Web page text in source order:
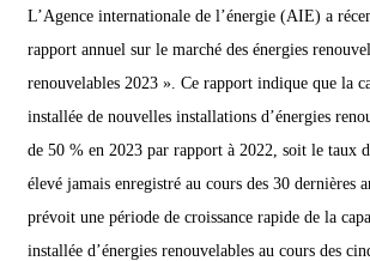
L’Agence internationale de l’énergie (AIE) a
rapport annuel sur le marché des énergies
renouvelables 2023 ». Ce rapport indique que la
installée de nouvelles installations d’énergies
de 50 % en 2023 par rapport à 2022, soit le taux
élevé jamais enregistré au cours des 30 dernières
prévoit une période de croissance rapide de la
installée d’énergies renouvelables au cours des